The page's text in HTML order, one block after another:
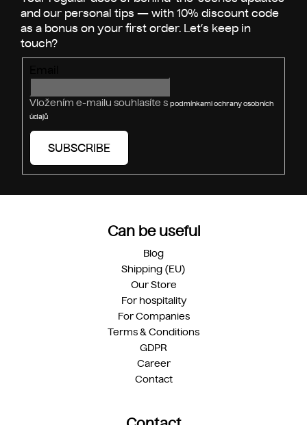
Vložením e-mailu souhlasíte s podmínkami ochrany osobních
údajů
SUBSCRIBE
Can be useful
Blog
Shipping (EU)
Our Store
For hospitality
For Companies
Terms & Conditions
GDPR
Career
Contact